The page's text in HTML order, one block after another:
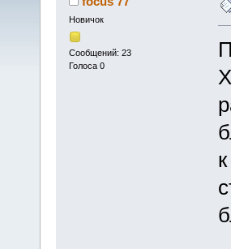
Новичок
Сообщений: 23
Голоса 0